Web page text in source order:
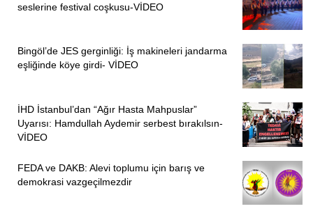
seslerine festival coşkusu-VİDEO
Bingöl’de JES gerginliği: İş makineleri jandarma
eşliğinde köye girdi- VİDEO
İHD İstanbul’dan “Ağır Hasta Mahpuslar”
Uyarısı: Hamdullah Aydemir serbest bırakılsın-
VİDEO
FEDA ve DAKB: Alevi toplumu için barış ve
demokrasi vazgeçilmezdir